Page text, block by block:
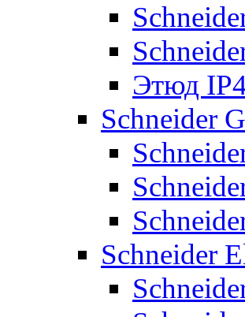
Этюд
Schneider
Schneider